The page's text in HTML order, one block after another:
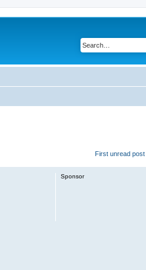
First unread post
Sponsor